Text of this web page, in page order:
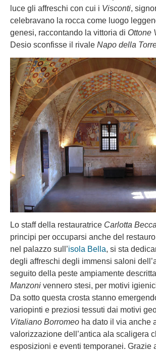
luce gli affreschi con cui i Visconti,
celebravano la rocca come luogo
genesi, raccontando la vittoria di Ottone
Desio sconfisse il rivale Napo della
Lo staff della restauratrice Carlotta
principi per occuparsi anche del
nel palazzo sull’isola Bella, si sta
degli affreschi degli immensi saloni
seguito della peste ampiamente
Manzoni vennero stesi, per motivi
Da sotto questa crosta stanno
variopinti e preziosi tessuti dai motivi
Vitaliano Borromeo ha dato il via anche
valorizzazione dell’antica ala scaligera
esposizioni e eventi temporanei. Grazie